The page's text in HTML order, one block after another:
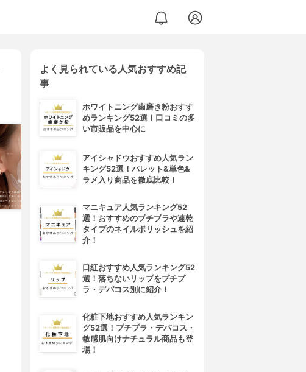
よく見られている人気おすすめ記
事
ホワイトニング歯磨き粉おすす
めランキング52選！口コミの多
い市販品を中心に
アイシャドウおすすめ人気ラン
キング52選！パレット&単色&
ラメ入り商品を徹底比較！
マニキュア人気ランキング52
選！おすすめのプチプラや速乾
タイプのネイルポリッシュを紹
介！
口紅おすすめ人気ランキング52
選！落ちないリップをプチプ
ラ・デパコス別に紹介！
化粧下地おすすめ人気ランキン
グ52選！プチプラ・デパコス・
敏感肌向けナチュラル商品も登
場！